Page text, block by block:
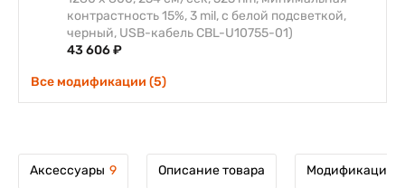
контрастность 15%, 3 mil, с белой подсветкой,
черный, USB-кабель CBL-U10755-01)
43 606 ₽
Все модификации (5)
Аксессуары 9 Описание товара Модификации